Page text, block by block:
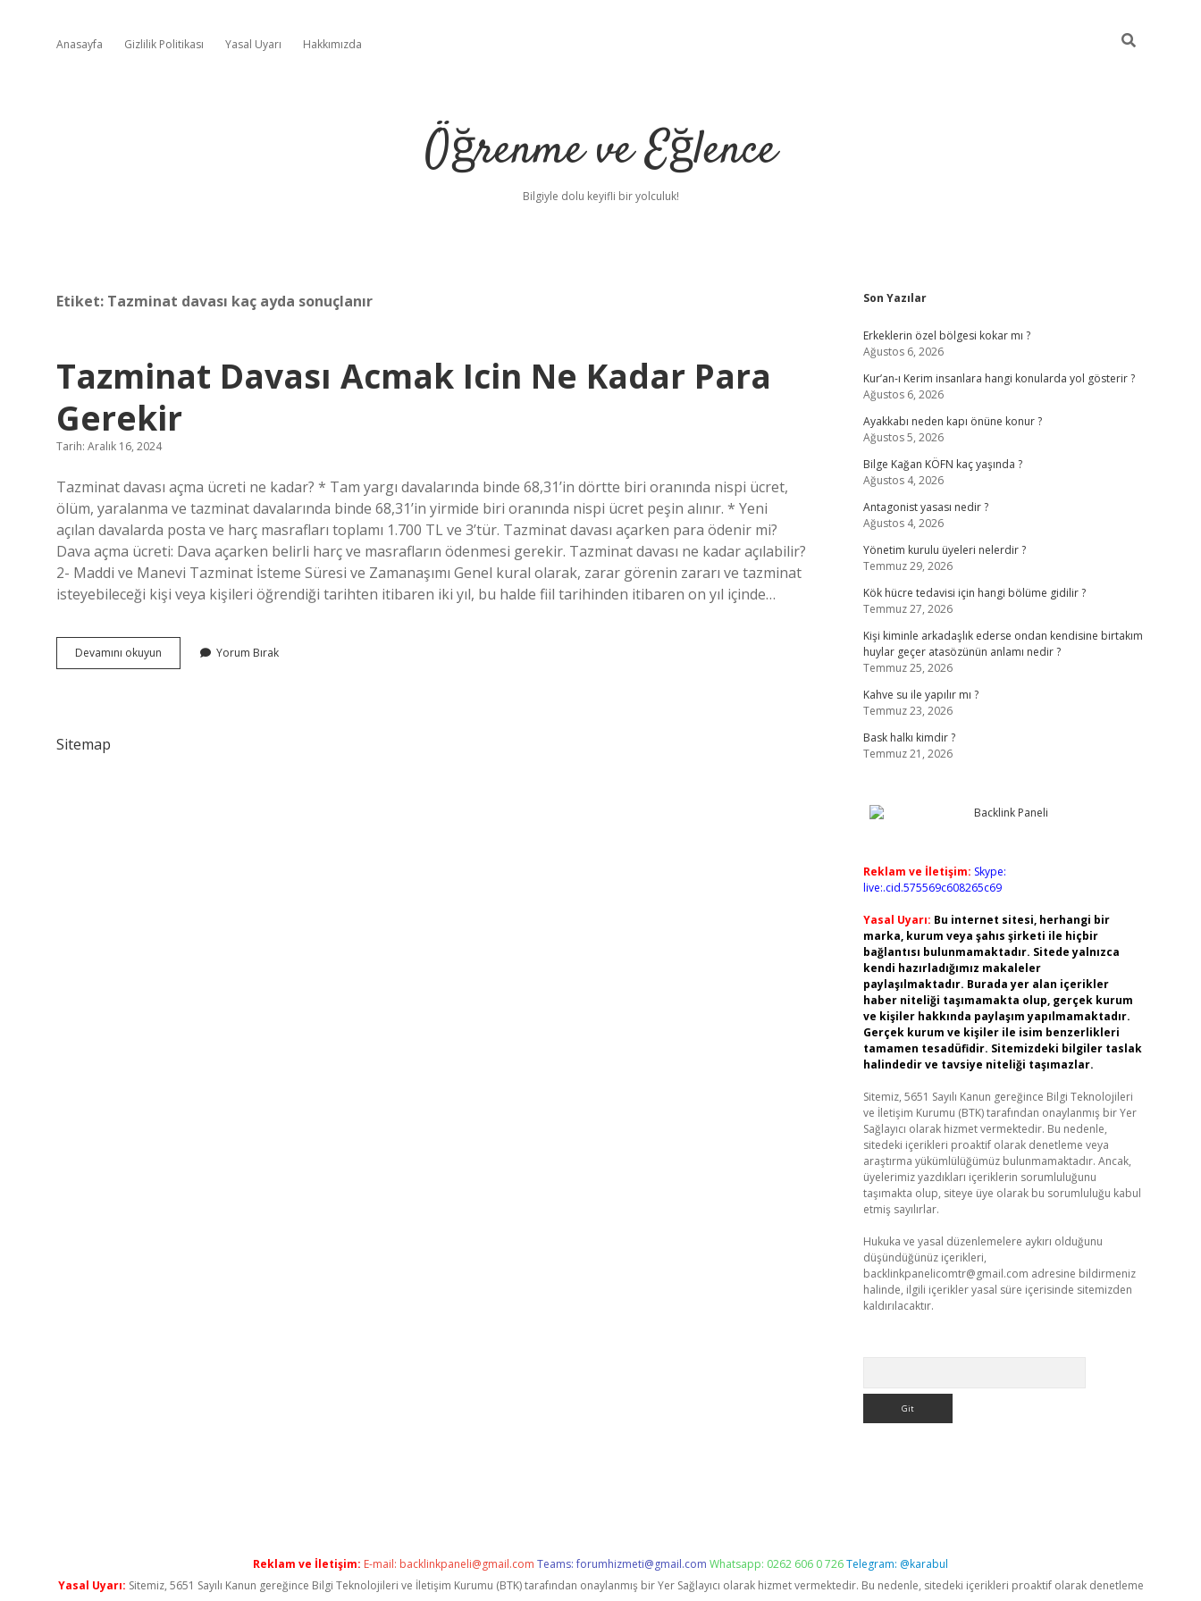
Anasayfa Gizlilik Politikası Yasal Uyarı Hakkımızda
Öğrenme ve Eğlence
Bilgiyle dolu keyifli bir yolculuk!
Etiket: Tazminat davası kaç ayda sonuçlanır
Tazminat Davası Acmak Icin Ne Kadar Para
Gerekir
Tarih: Aralık 16, 2024
Tazminat davası açma ücreti ne kadar? * Tam yargı davalarında binde 68,31’in dörtte biri oranında nispi ücret,
ölüm, yaralanma ve tazminat davalarında binde 68,31’in yirmide biri oranında nispi ücret peşin alınır. * Yeni
açılan davalarda posta ve harç masrafları toplamı 1.700 TL ve 3’tür. Tazminat davası açarken para ödenir mi?
Dava açma ücreti: Dava açarken belirli harç ve masrafların ödenmesi gerekir. Tazminat davası ne kadar açılabilir?
2- Maddi ve Manevi Tazminat İsteme Süresi ve Zamanaşımı Genel kural olarak, zarar görenin zararı ve tazminat
isteyebileceği kişi veya kişileri öğrendiği tarihten itibaren iki yıl, bu halde fiil tarihinden itibaren on yıl içinde…
Devamını okuyun Tazminat
Davası
Yorum Bırak
Sitemap
Sidebar
Son Yazılar
Erkeklerin özel bölgesi kokar mı ?
Ağustos 6, 2026
Kur’an-ı Kerim insanlara hangi konularda yol gösterir ?
Ağustos 6, 2026
Ayakkabı neden kapı önüne konur ?
Ağustos 5, 2026
Bilge Kağan KÖFN kaç yaşında ?
Ağustos 4, 2026
Antagonist yasası nedir ?
Ağustos 4, 2026
Yönetim kurulu üyeleri nelerdir ?
Temmuz 29, 2026
Kök hücre tedavisi için hangi bölüme gidilir ?
Temmuz 27, 2026
Kişi kiminle arkadaşlık ederse ondan kendisine birtakım
huylar geçer atasözünün anlamı nedir ?
Temmuz 25, 2026
Kahve su ile yapılır mı ?
Temmuz 23, 2026
Bask halkı kimdir ?
Temmuz 21, 2026
Reklam ve İletişim: Skype:
live:.cid.575569c608265c69
Yasal Uyarı: Bu internet sitesi, herhangi bir
marka, kurum veya şahıs şirketi ile hiçbir
bağlantısı bulunmamaktadır. Sitede yalnızca
kendi hazırladığımız makaleler
paylaşılmaktadır. Burada yer alan içerikler
haber niteliği taşımamakta olup, gerçek kurum
ve kişiler hakkında paylaşım yapılmamaktadır.
Gerçek kurum ve kişiler ile isim benzerlikleri
tamamen tesadüfidir. Sitemizdeki bilgiler taslak
halindedir ve tavsiye niteliği taşımazlar.
Sitemiz, 5651 Sayılı Kanun gereğince Bilgi Teknolojileri
ve İletişim Kurumu (BTK) tarafından onaylanmış bir Yer
Sağlayıcı olarak hizmet vermektedir. Bu nedenle,
sitedeki içerikleri proaktif olarak denetleme veya
araştırma yükümlülüğümüz bulunmamaktadır. Ancak,
üyelerimiz yazdıkları içeriklerin sorumluluğunu
taşımakta olup, siteye üye olarak bu sorumluluğu kabul
etmiş sayılırlar.
Hukuka ve yasal düzenlemelere aykırı olduğunu
düşündüğünüz içerikleri,
backlinkpanelicomtr@gmail.com adresine bildirmeniz
halinde, ilgili içerikler yasal süre içerisinde sitemizden
kaldırılacaktır.
Reklam ve İletişim: E-mail: backlinkpaneli@gmail.com Teams:forumhizmeti@gmail.com Whatsapp: 0262 606 0 726Telegram: @karabul
Yasal Uyarı: Sitemiz, 5651 Sayılı Kanun gereğince Bilgi Teknolojileri ve İletişim Kurumu (BTK) tarafından onaylanmış bir Yer Sağlayıcı olarak hizmet vermektedir. Bu nedenle, sitedeki içerikleri proaktif olarak denetleme